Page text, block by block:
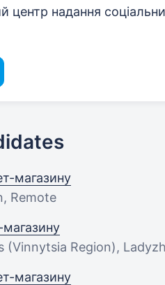
центр надання
магазину
Remote
магазину
(Vinnytsia Region),
магазину